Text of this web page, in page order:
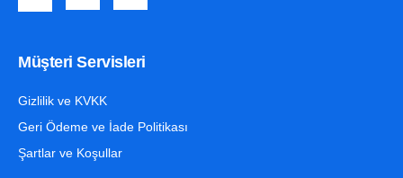
Müşteri Servisleri
Gizlilik ve KVKK
Geri Ödeme ve İade Politikası
Şartlar ve Koşullar